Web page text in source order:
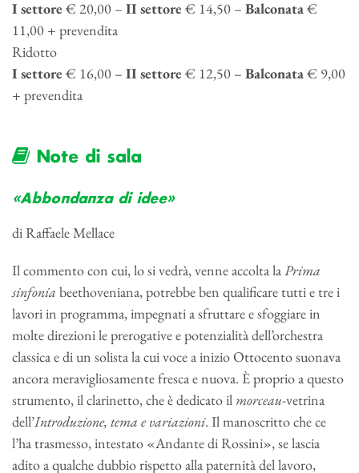
I settore€ 20,00 – II settore€ 14,50 – Balconata€
11,00 + prevendita
Ridotto
I settore€ 16,00 – II settore€ 12,50 – Balconata€ 9,00
+ prevendita
Note di sala
«Abbondanza di idee»
di Raffaele Mellace
Il commento con cui, lo si vedrà, venne accolta laPrima
sinfonia beethoveniana, potrebbe ben qualificare tutti e tre i
lavori in programma, impegnati a sfruttare e sfoggiare in
molte direzioni le prerogative e potenzialità dell’orchestra
classica e di un solista la cui voce a inizio Ottocento suonava
ancora meravigliosamente fresca e nuova. È proprio a questo
strumento, il clarinetto, che è dedicato il morceau-vetrina
dell’Introduzione, tema e variazioni. Il manoscritto che ce
l’ha trasmesso, intestato «Andante di Rossini», se lascia
adito a qualche dubbio rispetto alla paternità del lavoro,